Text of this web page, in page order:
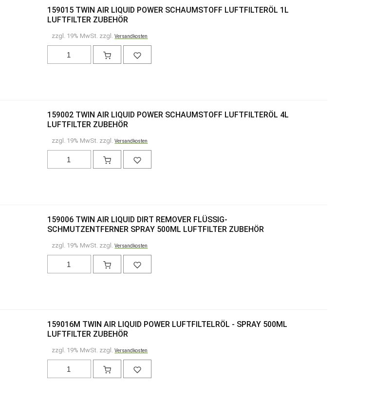
159015 TWIN AIR LIQUID POWER SCHAUMSTOFF LUFTFILTERÖL 1L
LUFTFILTER ZUBEHÖR
zzgl. 19% MwSt. zzgl.Versandkosten
159002 TWIN AIR LIQUID POWER SCHAUMSTOFF LUFTFILTERÖL 4L
LUFTFILTER ZUBEHÖR
zzgl. 19% MwSt. zzgl.Versandkosten
159006 TWIN AIR LIQUID DIRT REMOVER FLÜSSIG-
SCHMUTZENTFERNER SPRAY 500ML LUFTFILTER ZUBEHÖR
zzgl. 19% MwSt. zzgl.Versandkosten
159016M TWIN AIR LIQUID POWER LUFTFILTELRÖL - SPRAY 500ML
LUFTFILTER ZUBEHÖR
zzgl. 19% MwSt. zzgl.Versandkosten